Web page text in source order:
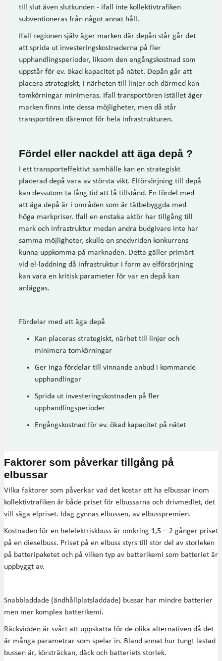
till slut även slutkunden - ifall inte kollektivtrafiken
subventioneras från något annat håll.
Ifall regionen själv äger marken där depån står går det
att sprida ut investeringskostnaderna på fler
upphandlingsperioder, liksom den engångskostnad som
uppstår för ev. ökad kapacitet på nätet. Depån går att
placera strategiskt, i närheten till linjer och därmed kan
tomkörningar minimeras. Ifall transportören istället äger
marken finns inte dessa möjligheter, men då står
transportören däremot för hela infrastrukturen.
Fördel eller nackdel att äga depå ?
I ett transporteffektivt samhälle kan en strategiskt
placerad depå vara av största vikt. Elförsörjning till depå
kan dessutom ta lång tid att få tillstånd. En fördel med
att äga depå är i områden som är tätbebyggda med
höga markpriser. Ifall en enstaka aktör har tillgång till
mark och infrastruktur medan andra budgivare inte har
samma möjligheter, skulle en snedvriden konkurrens
kunna uppkomma på marknaden. Detta gäller primärt
vid el-laddning då infrastruktur i form av elförsörjning
kan vara en kritisk parameter för var en depå kan
anläggas.
Fördelar med att äga depå
Kan placeras strategiskt, närhet till linjer och
minimera tomkörningar
Ger inga fördelar till vinnande anbud i kommande
upphandlingar
Sprida ut investeringskostnaden på fler
upphandlingsperioder
Engångskostnad för ev. ökad kapacitet på nätet
Faktorer som påverkar tillgång på
elbussar
Vilka faktorer som påverkar vad det kostar att ha elbussar inom
kollektivtrafiken är både priset för elbussarna och drivmedlet, det
vill säga elpriset. Idag gynnas elbussen, av elbusspremien.
Kostnaden för en helelektriskbuss är omkring 1,5 – 2 gånger priset
på en dieselbuss. Priset på en elbuss styrs till stor del av storleken
på batteripaketet och på vilken typ av batterikemi som batteriet är
uppbyggt av.
Snabbladdade (ändhållplatsladdade) bussar har mindre batterier
men mer komplex batterikemi.
Räckvidden är svårt att uppskatta för de olika alternativen då det
är många parametrar som spelar in. Bland annat hur tungt lastad
bussen är, körsträckan, däck och batteriets storlek.